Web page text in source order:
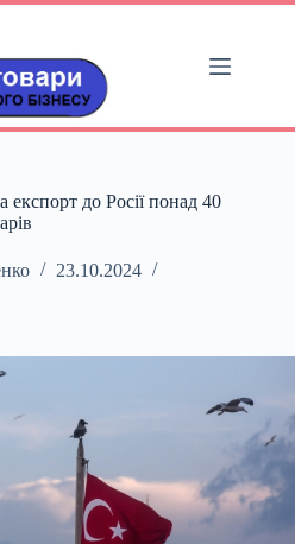
до Росії понад 40
23.10.2024